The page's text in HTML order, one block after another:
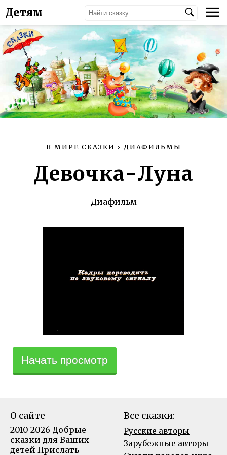
Детям
В МИРЕ СКАЗКИ › ДИАФИЛЬМЫ
Девочка-Луна
Диафильм
Начать просмотр
О сайте
2010-2026 Добрые
сказки для Ваших
детей Прислать
Все сказки:
Русские авторы
Зарубежные авторы